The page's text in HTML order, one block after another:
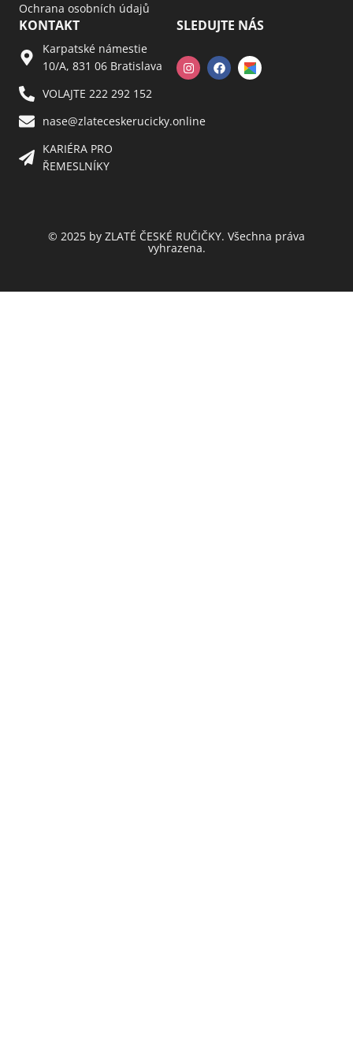
Ochrana osobních údajů
KONTAKT
Karpatské námestie
10/A, 831 06 Bratislava
VOLAJTE 222 292 152
nase@zlateceskerucicky.online
KARIÉRA PRO
ŘEMESLNÍKY
SLEDUJTE NÁS
© 2025 by ZLATÉ ČESKÉ RUČIČKY. Všechna práva
vyhrazena.